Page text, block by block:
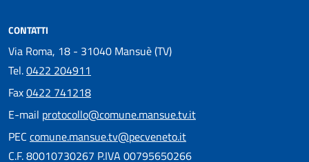
CONTATTI
Via Roma, 18 - 31040 Mansuè (TV)
Tel.0422 204911
Fax0422 741218
E-mail protocollo@comune.mansue.tv.it
PEC comune.mansue.tv@pecveneto.it
C.F. 80010730267 P.IVA 00795650266